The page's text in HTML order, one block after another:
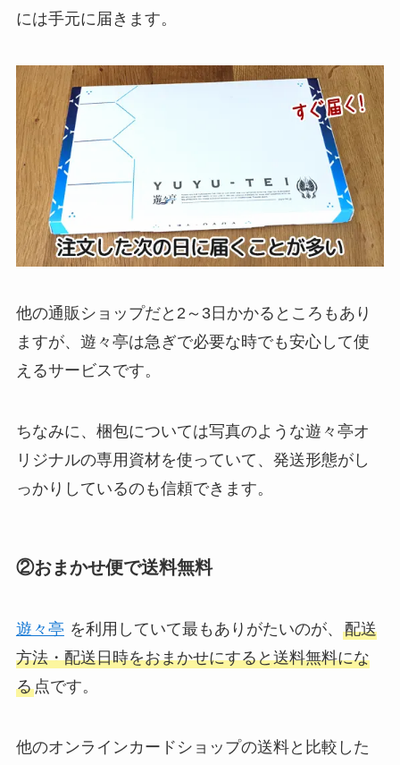
には手元に届きます。
他の通販ショップだと2～3日かかるところもあり
ますが、遊々亭は急ぎで必要な時でも安心して使
えるサービスです。
ちなみに、梱包については写真のような遊々亭オ
リジナルの専用資材を使っていて、発送形態がし
っかりしているのも信頼できます。
②おまかせ便で送料無料
遊々亭 を利用していて最もありがたいのが、 配送
方法・配送日時をおまかせにすると送料無料にな
る点です。
他のオンラインカードショップの送料と比較した